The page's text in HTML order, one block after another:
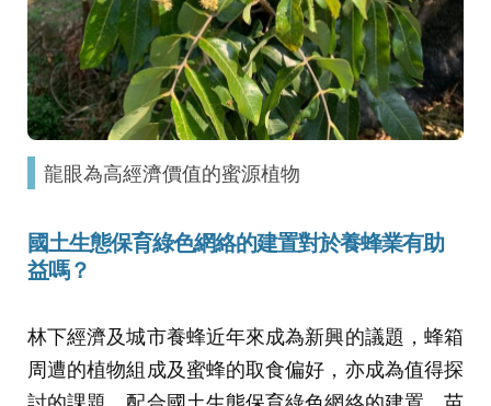
龍眼為高經濟價值的蜜源植物
國土生態保育綠色網絡的建置對於養蜂業有助
益嗎？
林下經濟及城市養蜂近年來成為新興的議題，蜂箱
周遭的植物組成及蜜蜂的取食偏好，亦成為值得探